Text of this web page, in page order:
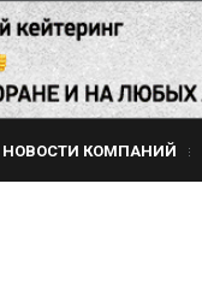
НОВОСТИ КОМПАНИЙ